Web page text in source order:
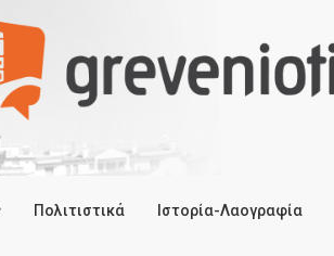
Πολιτιστικά Ιστορία-Λαογραφία